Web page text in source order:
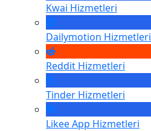
Kwai Hizmetleri
Dailymotion Hizmetleri
Reddit Hizmetleri
Tinder Hizmetleri
Likee App Hizmetleri